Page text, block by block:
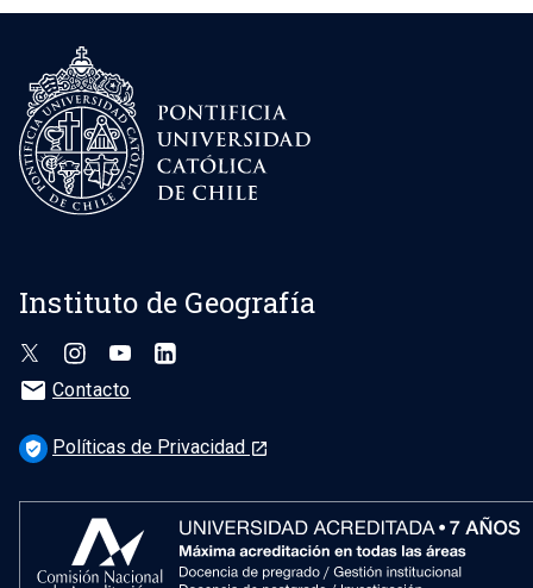
Instituto de Geografía
mail Contacto
verified_user Políticas de Privacidad launch